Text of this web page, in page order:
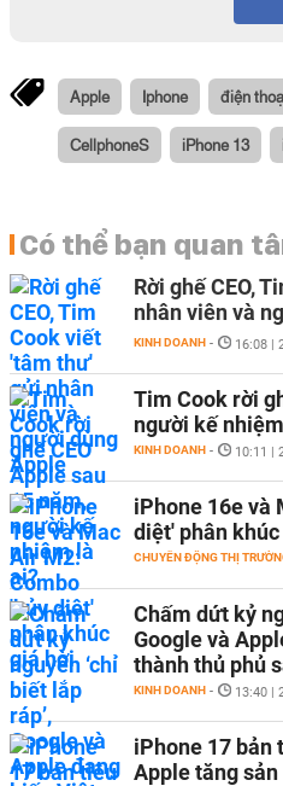
Apple Iphone điện
CellphoneS iPhone 13
Có thể bạn quan
Rời ghế CEO,
nhân viên và
KINH DOANH - 16:08 |
Tim Cook rời
người kế
KINH DOANH - 10:11 |
iPhone 16e và
diệt' phân
CHUYỂN ĐỘNG THỊ
Chấm dứt kỷ
Google và
thành thủ phủ
KINH DOANH - 13:40 |
iPhone 17 bản
Apple tăng